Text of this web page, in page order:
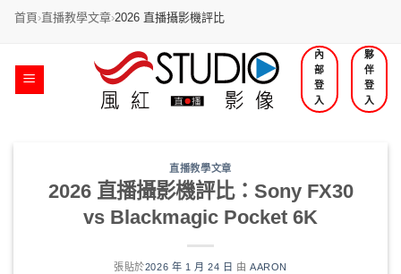
首頁›直播教學文章›2026 直播攝影機評比
內
部
登
入
夥
伴
登
入
直播教學文章
2026 直播攝影機評比：Sony FX30
vs Blackmagic Pocket 6K
張貼於2026 年 1 月 24 日 由 AARON